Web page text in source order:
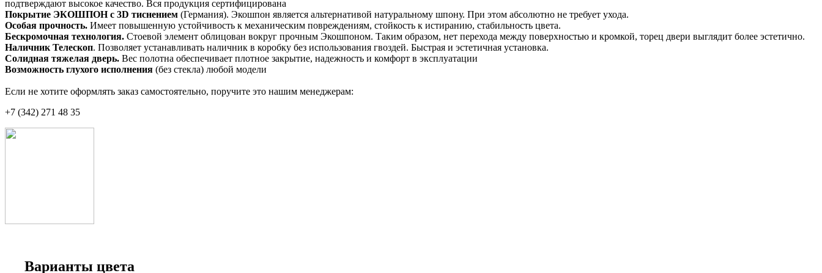
подтверждают высокое качество. Вся продукция сертифицирована
Покрытие ЭКОШПОН с 3D тиснением (Германия). Экошпон является альтернативой натуральному шпону. При этом абсолютно не требует ухода.
Особая прочность. Имеет повышенную устойчивость к механическим повреждениям, стойкость к истиранию, стабильность цвета.
Бескромочная технология. Стоевой элемент облицован вокруг прочным Экошпоном. Таким образом, нет перехода между поверхностью и кромкой, торец двери выглядит более эстетично.
Наличник Телескоп. Позволяет устанавливать наличник в коробку без использования гвоздей. Быстрая и эстетичная установка.
Солидная тяжелая дверь. Вес полотна обеспечивает плотное закрытие, надежность и комфорт в эксплуатации
Возможность глухого исполнения (без стекла) любой модели
Если не хотите оформлять заказ самостоятельно, поручите это нашим менеджерам:
+7 (342) 271 48 35
Варианты цвета